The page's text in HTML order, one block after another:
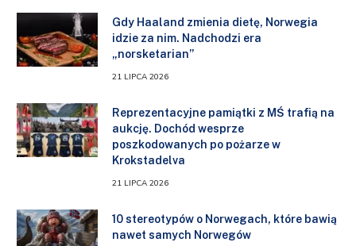
Gdy Haaland zmienia dietę, Norwegia
idzie za nim. Nadchodzi era
„norsketarian”
21 LIPCA 2026
Reprezentacyjne pamiątki z MŚ trafią na
aukcję. Dochód wesprze
poszkodowanych po pożarze w
Krokstadelva
21 LIPCA 2026
10 stereotypów o Norwegach, które bawią
nawet samych Norwegów